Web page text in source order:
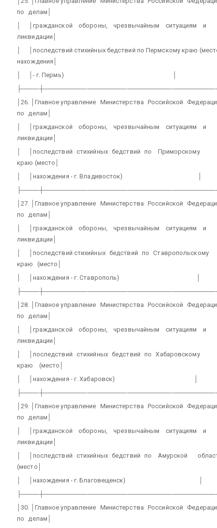
по
делам│
│гражданской обороны, чрезвычайным ситуациям
и
ликвидации│
│последствий стихийных бедствий по Пермскому краю
нахождения│
│- г. Пермь)
│26. │Главное управление Министерства Российской
по
делам│
│гражданской обороны, чрезвычайным ситуациям
и
ликвидации│
│последствий стихийных бедствий по
Приморскому
краю (место│
│нахождения - г. Владивосток)
│27. │Главное управление Министерства Российской
по
делам│
│гражданской обороны, чрезвычайным ситуациям
и
ликвидации│
│последствий стихийных бедствий по
Ставропольскому
краю
(место│
│нахождения - г. Ставрополь)
│28. │Главное управление Министерства Российской
по
делам│
│гражданской обороны, чрезвычайным ситуациям
и
ликвидации│
│последствий стихийных бедствий по
Хабаровскому
краю
(место│
│нахождения - г. Хабаровск)
│29. │Главное управление Министерства Российской
по
делам│
│гражданской обороны, чрезвычайным ситуациям
и
ликвидации│
│последствий стихийных бедствий по Амурской
(место│
│нахождения - г. Благовещенск)
│30. │Главное управление Министерства Российской
по
делам│